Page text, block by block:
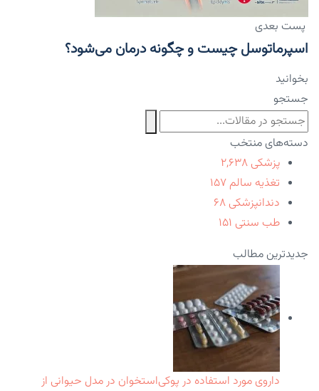
پست بعدی
اسپرماتوسل چیست و چگونه درمان می‌شود؟
بخوانید
جستجو
دسته‌های منتخب
پزشکی ۲,۶۳۸
تغذیه سالم ۱۵۷
دندانپزشکی ۶۸
طب سنتی ۱۵۱
جدیدترین مطالب
داروی مورد استفاده در پوکی‌استخوان در مدل حیوانی از